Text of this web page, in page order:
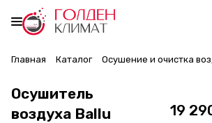
Главная Каталог Осушение и очистка
Осушитель
воздуха Ballu
19